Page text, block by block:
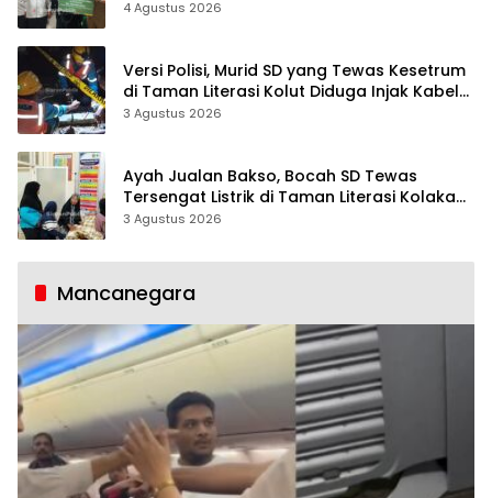
Barang Senilai Rp419,5 Juta
4 Agustus 2026
Versi Polisi, Murid SD yang Tewas Kesetrum
di Taman Literasi Kolut Diduga Injak Kabel
Beraliran Listrik
3 Agustus 2026
Ayah Jualan Bakso, Bocah SD Tewas
Tersengat Listrik di Taman Literasi Kolaka
Utara
3 Agustus 2026
Mancanegara